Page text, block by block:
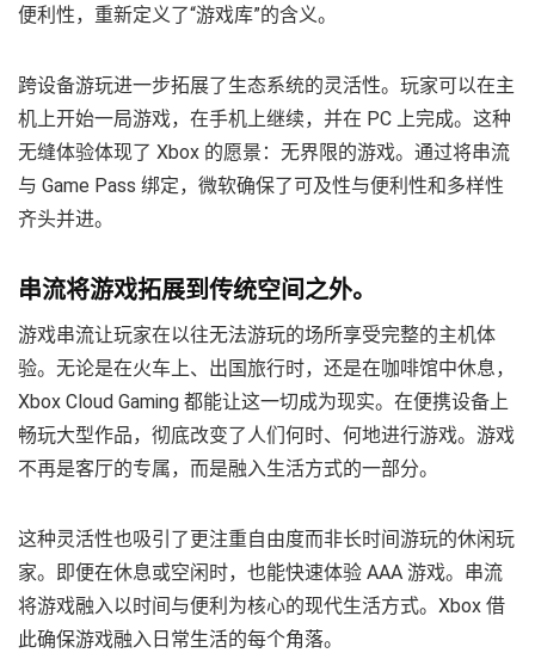
便利性，重新定义了“游戏库”的含义。
跨设备游玩进一步拓展了生态系统的灵活性。玩家可以在主
机上开始一局游戏，在手机上继续，并在 PC 上完成。这种
无缝体验体现了 Xbox 的愿景：无界限的游戏。通过将串流
与 Game Pass 绑定，微软确保了可及性与便利性和多样性
齐头并进。
串流将游戏拓展到传统空间之外。
游戏串流让玩家在以往无法游玩的场所享受完整的主机体
验。无论是在火车上、出国旅行时，还是在咖啡馆中休息，
Xbox Cloud Gaming 都能让这一切成为现实。在便携设备上
畅玩大型作品，彻底改变了人们何时、何地进行游戏。游戏
不再是客厅的专属，而是融入生活方式的一部分。
这种灵活性也吸引了更注重自由度而非长时间游玩的休闲玩
家。即便在休息或空闲时，也能快速体验 AAA 游戏。串流
将游戏融入以时间与便利为核心的现代生活方式。Xbox 借
此确保游戏融入日常生活的每个角落。